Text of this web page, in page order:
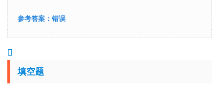
参考答案： 错误
填空题